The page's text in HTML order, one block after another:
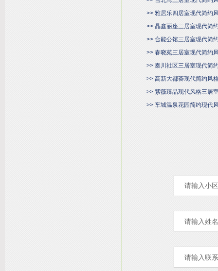
>> 雅居乐四居室现代简约
>> 晶鑫丽座三居室现代简
>> 合能公馆三居室现代简
>> 春晓苑三居室现代简约
>> 秦川社区三居室现代简
>> 高新大都荟现代简约风
>> 紫薇臻品现代风格三居
>> 车城温泉花园简约现代